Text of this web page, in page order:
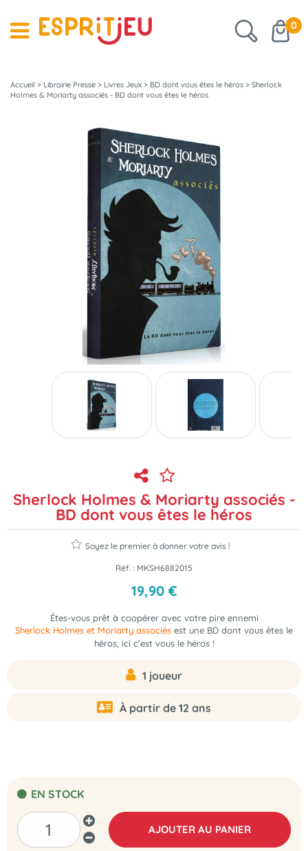
0
Accueil > Librairie Presse > Livres Jeux > BD dont vous êtes le héros > Sherlock
Holmes & Moriarty associés - BD dont vous êtes le héros
Sherlock Holmes & Moriarty associés -
BD dont vous êtes le héros
Soyez le premier à donner votre avis !
Réf. : MKSH6882015
19,90 €
Êtes-vous prêt à coopérer avec votre pire ennemi
Sherlock Holmes et Moriarty associés est une BD dont vous êtes le
héros, ici c'est vous le héros !
1 joueur
À partir de 12 ans
EN STOCK
AJOUTER AU PANIER